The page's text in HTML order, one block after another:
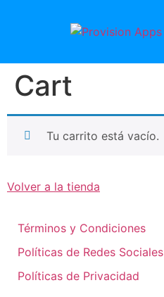
Cart
Tu carrito está vacío.
Volver a la tienda
Términos y Condiciones
Políticas de Redes Sociales
Políticas de Privacidad